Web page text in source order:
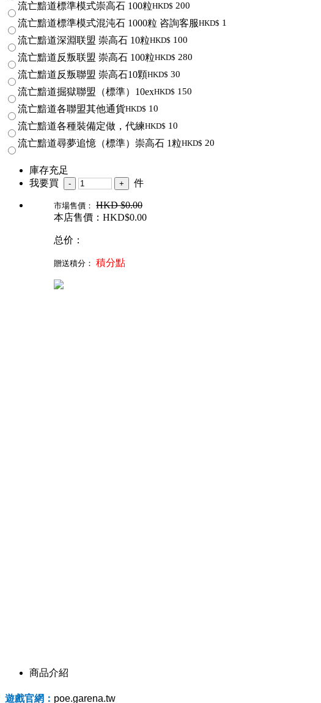
流亡黯道標準模式崇高石 100粒HKD$ 200
流亡黯道標準模式混沌石 1000粒 咨詢客服HKD$ 1
流亡黯道深淵联盟 崇高石 10粒HKD$ 100
流亡黯道反叛联盟 崇高石 100粒HKD$ 280
流亡黯道反叛聯盟 崇高石10顆HKD$ 30
流亡黯道掘獄聯盟（標準）10exHKD$ 150
流亡黯道各聯盟其他通貨HKD$ 10
流亡黯道各種裝備定做，代練HKD$ 10
流亡黯道尋夢追憶（標準）崇高石 1粒HKD$ 20
庫存充足
我要買
件
市場售價： HKD$0.00
本店售價：HKD$0.00
总价：
贈送積分： 積分點
商品介紹
遊戲官網： poe.garena.tw